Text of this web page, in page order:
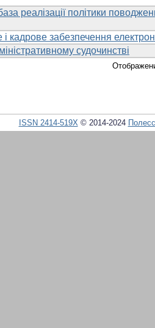
реалізації політики
і кадрове забезпечення
судочинстві
ISSN 2414-519X© 2014-2024